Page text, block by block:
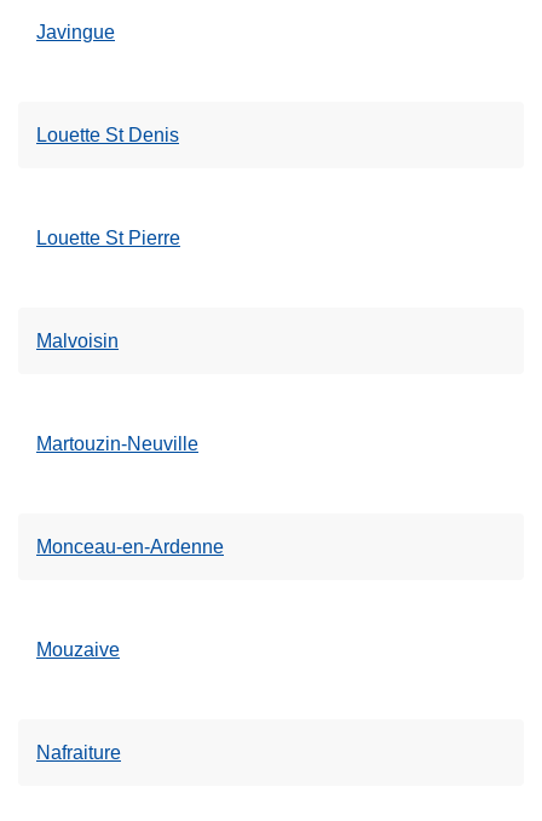
Javingue
Louette St Denis
Louette St Pierre
Malvoisin
Martouzin-Neuville
Monceau-en-Ardenne
Mouzaive
Nafraiture